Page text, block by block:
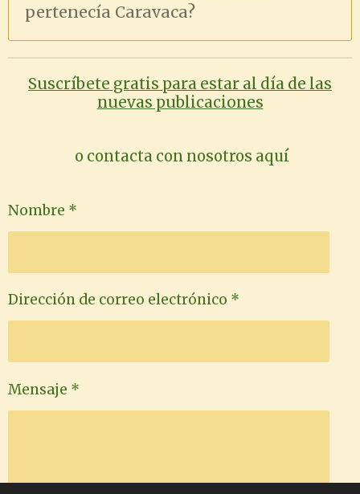
pertenecía Caravaca?
Suscríbete gratis para estar al día de las
nuevas publicaciones
o contacta con nosotros aquí
Nombre *
Dirección de correo electrónico *
Mensaje *